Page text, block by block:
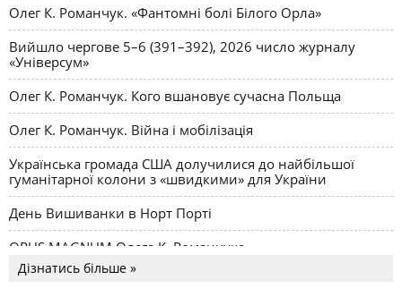
Олег К. Романчук. «Фантомні болі Білого Орла»
Вийшло чергове 5–6 (391–392), 2026 число журналу
«Універсум»
Олег К. Романчук. Кого вшановує сучасна Польща
Олег К. Романчук. Війна і мобілізація
Українська громада США долучилися до найбільшої
гуманітарної колони з «швидкими» для України
День Вишиванки в Норт Порті
OPUS MAGNUM Олега К. Романчука
Дізнатись більше »